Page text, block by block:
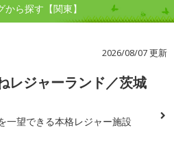
ら探す【関東】
2026/08/07 更新
レジャーランド／茨城
一望できる本格レジャー施設